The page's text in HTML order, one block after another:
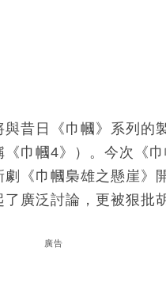
昔日《巾幗》系列的
巾幗4》）。今次《
《巾幗梟雄之懸崖》
廣泛討論，更被狠批
廣告